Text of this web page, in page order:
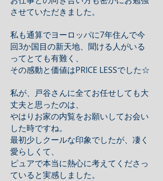
させていただきました。
私も通算でヨーロッパに7年住んで今
回3か国目の新天地、聞ける人がいる
ってとても有難く、
その感動と価値はPRICE LESSでした☆
私が、戸谷さんに全てお任せしても大
丈夫と思ったのは、
やはりお家の内覧をお願いしてお会い
した時ですね。
最初少しクールな印象でしたが、凄く
愛らしくて、
ピュアで本当に熱心に考えてくださっ
ていると実感しました。